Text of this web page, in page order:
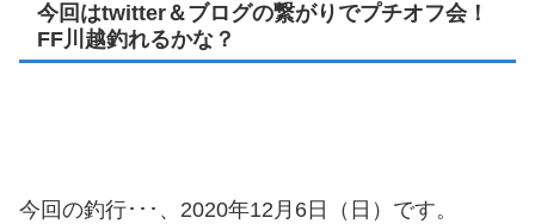
今回はtwitter＆ブログの繋がりでプチオフ会！
FF川越釣れるかな？
今回の釣行･･･、2020年12月6日（日）です。